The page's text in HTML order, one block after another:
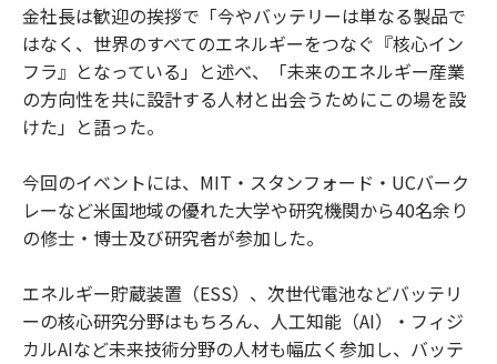
金社長は歓迎の挨拶で「今やバッテリーは単なる製品で
はなく、世界のすべてのエネルギーをつなぐ『核心イン
フラ』となっている」と述べ、「未来のエネルギー産業
の方向性を共に設計する人材と出会うためにこの場を設
けた」と語った。
今回のイベントには、MIT・スタンフォード・UCバーク
レーなど米国地域の優れた大学や研究機関から40名余り
の修士・博士及び研究者が参加した。
エネルギー貯蔵装置（ESS）、次世代電池などバッテリ
ーの核心研究分野はもちろん、人工知能（AI）・フィジ
カルAIなど未来技術分野の人材も幅広く参加し、バッテ